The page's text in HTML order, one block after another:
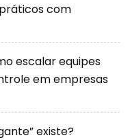
com
escalar equipes
em empresas
existe?